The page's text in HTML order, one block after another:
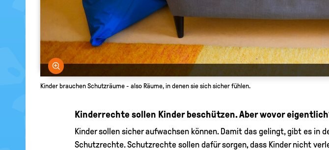
Bild vergrößern
Kinder brauchen Schutzräume - also Räume, in denen sie sich sicher fühlen.
Kinderrechte sollen Kinder beschützen. Aber wovor
Kinder sollen sicher aufwachsen können. Damit das gelingt, gibt es in
Schutzrechte. Schutzrechte sollen dafür sorgen, dass Kinder nicht